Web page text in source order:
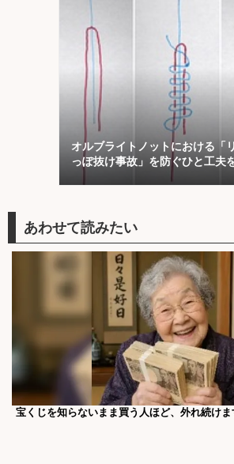
オルブライトノットにおける「
っぽ抜け事故」を防ぐひと工夫
宝くじを知らないまま買う人ほど、外れ続けま